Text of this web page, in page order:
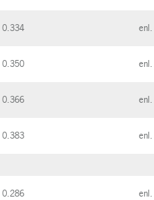
0.334
0.350
0.366
0.383
0.286